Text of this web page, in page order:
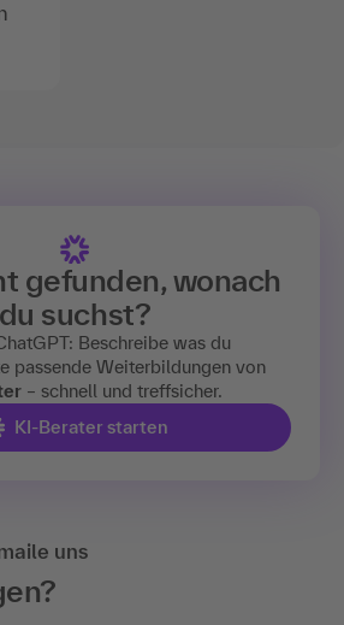
gefunden, wonach
du suchst?
Beschreibe was du
passende Weiterbildungen von
– schnell und treffsicher.
KI-Berater starten
uns